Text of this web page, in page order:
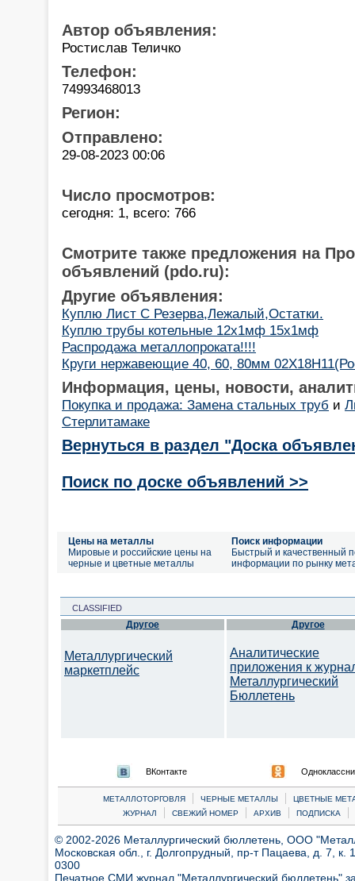
Автор объявления:
Ростислав Теличко
Телефон:
74993468013
Регион:
Отправлено:
29-08-2023 00:06
Число просмотров:
сегодня: 1, всего: 766
Смотрите также предложения на
объявлений (pdo.ru):
Другие объявления:
Куплю Лист С Резерва,Лежалый,Остатки.
Куплю трубы котельные 12х1мф 15х1мф
Распродажа металлопроката!!!!
Круги нержавеющие 40, 60, 80мм
Информация, цены, новости,
Покупка и продажа: Замена стальных труб и
Стерлитамаке
Вернуться в раздел "Доска
Поиск по доске объявлений >>
Цены на металлы
Мировые и российские цены на
черные и цветные металлы
Поиск информации
Быстрый и качественный
информации по рынку
CLASSIFIED
Другое
Металлургический
маркетплейс
Другое
Аналитические
приложения к
Металлургический
Бюллетень
ВКонтакте
МЕТАЛЛОТОРГОВЛЯ | ЧЕРНЫЕ МЕТАЛЛЫ |
ЦВЕТНЫЕ
ЖУРНАЛ
| СВЕЖИЙ НОМЕР | АРХИВ | ПОДПИСКА |
© 2002-2026 Металлургический бюллетень, ООО
Московская обл., г. Долгопрудный, пр-т Пацаева, д. 7,
0300
Печатное СМИ журнал "Металлургический бюллетень"